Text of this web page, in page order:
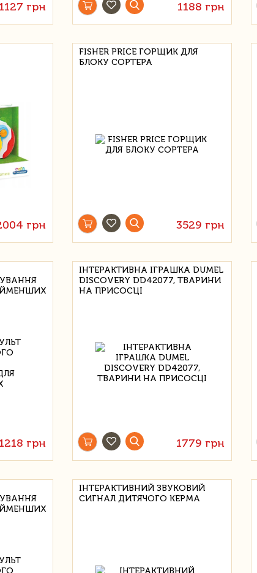
1127 грн 1188 грн
грн
FISHER PRICE ГОРЩИК ДЛЯ
БЛОКУ СОРТЕРА
3529 грн
1218 грн
ІНТЕРАКТИВНА ІГРАШКА DUMEL
DISCOVERY DD42077, ТВАРИНИ
НА ПРИСОСЦІ
1779 грн
ІНТЕРАКТИВНИЙ ЗВУКОВИЙ
СИГНАЛ ДИТЯЧОГО КЕРМА